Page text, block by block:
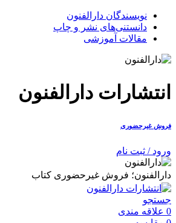
نویسندگان دارالفنون
دانستنی‌های نشر و چاپ
مقالات آموزشی
انتشارات دارالفنون
فروش غیرحضوری
ورود / ثبت نام
دارالفنون؛ فروش غیرحضوری کتاب
جستجو
0 علاقه مندی